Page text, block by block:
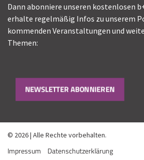
Dann abonniere unseren kostenlosen
erhalte regelmäßig Infos zu unserem
kommenden Veranstaltungen und
Themen:
NEWSLETTER ABONNIEREN
© 2026 | Alle Rechte vorbehalten.
Impressum Datenschutzerklärung